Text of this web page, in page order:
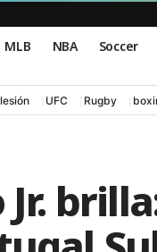
MLB NBA Soccer
lesión UFC Rugby